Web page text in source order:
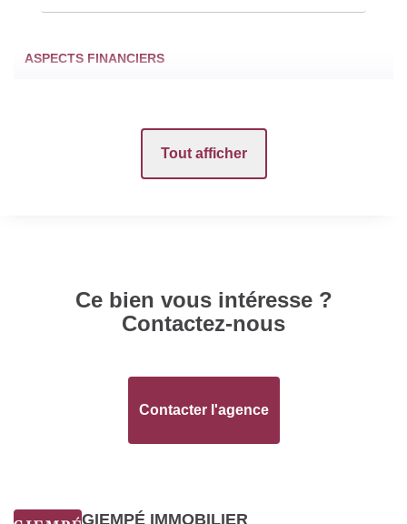
ASPECTS FINANCIERS
10 EUR
69 m2
Tout afficher
Ce bien vous intéresse ?
Contactez-nous
Contacter l'agence
GIEMPÉ IMMOBILIER